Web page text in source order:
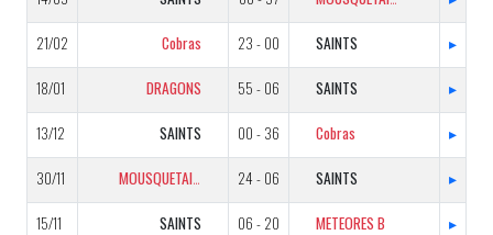
21/02 Cobras 23 - 00 SAINTS ▸
18/01 DRAGONS 55 - 06 SAINTS ▸
13/12 SAINTS 00 - 36 Cobras ▸
30/11 MOUSQUETAIRES 24 - 06 SAINTS ▸
15/11 SAINTS 06 - 20 METEORES B ▸